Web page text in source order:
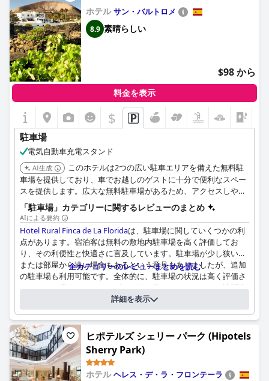
場合もあります。
ただし、いくつかの制限事項があります。ガレージは満車になる
可能性があり、一部のゲストは駐車料金が高すぎると感じてお
り、ホテル宿泊者には無料にすべきだと示唆しています。場合に
よっては、特に路上では駐車スペースが限られることがありま
す。さらに、夜間に駐車場のゲートを管理する人がいないという
事例も1件報告されています。
全体として、駐車場の管理と費用に関して若干の改善の余地があ
るものの、ホテル バルセロナ ゴルフ リゾート 4 Sup の駐車場オ
プションは概ね好評であり、有料の安全なスポットと十分な無料
の代替手段を提供しています。
か？
セルフパーキング：駐車場で、自分で車を駐車すること
ホテルサン・バルトロメ
8.9 素晴らしい
$98 から
料金を表示
$
駐車場
電気自動車充電スタンド
AI生成
このホテルは2つの広い駐車エリアを備えた無料駐
車場を提供しており、車でお越しのゲストに十分で便利なスペー
スを提供します。広大な無料駐車場があるため、アクセスしやす
さと安心感において最高の選択肢です。
「駐車場」カテゴリーに関するレビューのまとめ
AIによる要約
Hotel Rural Finca de La Floridaは、駐車場に関していくつかの利
点があります。宿泊客は無料の敷地内駐車場を高く評価してお
り、その利便性と快適さに言及しています。駐車場が少し狭い、
または部屋から遠い場合もあるという意見もありましたが、追加
の駐車場も利用可能です。全体的に、駐車場の状況は高く評価さ
れており、滞在のポジティブな側面と見なされています。訪問者
はまた、プロフェッショナルなスタッフと、心地よい農業環境を
強調しており、全体的な体験をさらに楽しいものにしています。
好ましい駐車場の選択肢があるため、ランサローテ島を探索する
にはレンタカーを借りることをお勧めします。
全カテゴリーのレビューまとめを読む
上記の質問にホテルが回答されました
駐車スペースの位置：
屋外で、屋根なし（敷地内）.
駐車の料金 無料で
セルフパーキング、またはパーキングドライバーが提供されています
か？
セルフパーキング：駐車場で、自分で車を駐車すること
詳細を表示
ヒポテルズ シェリー パーク (Hipotels
Sherry Park)
ホテルヘレス・デ・ラ・フロンテーラ